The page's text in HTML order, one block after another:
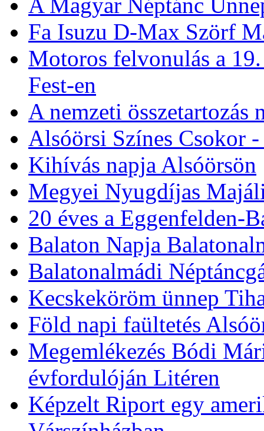
Fa Isuzu D-Max Szörf
Motoros felvonulás a
Fest-en
A nemzeti összetartozás
Alsóörsi Színes Csokor
Kihívás napja Alsóörsön
Megyei Nyugdíjas
20 éves a Eggenfelden-
Balaton Napja
Balatonalmádi
Kecskeköröm ünnep
Föld napi faültetés
Megemlékezés Bódi
évfordulóján Litéren
Képzelt Riport egy